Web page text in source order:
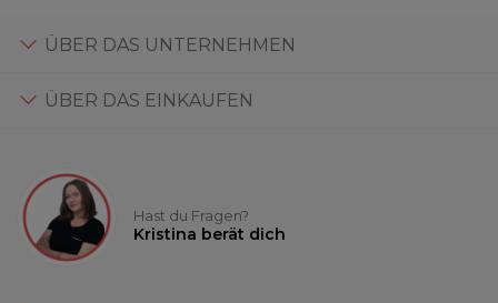
ÜBER DAS UNTERNEHMEN
ÜBER DAS EINKAUFEN
Hast du Fragen?
Kristina berät dich